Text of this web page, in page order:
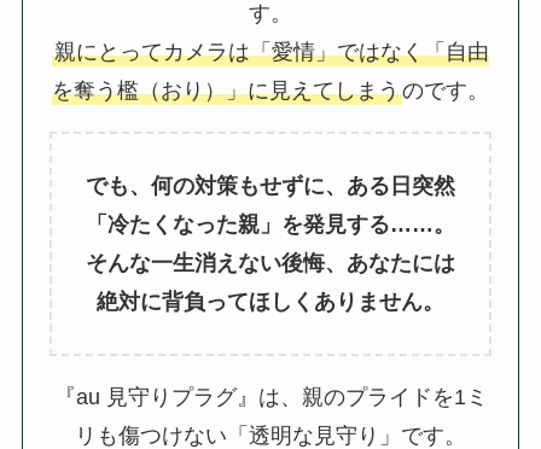
す。
親にとってカメラは「愛情」ではなく「自由
を奪う檻（おり）」に見えてしまうのです。
でも、何の対策もせずに、ある日突然
「冷たくなった親」を発見する……。
そんな一生消えない後悔、あなたには
絶対に背負ってほしくありません。
『au 見守りプラグ』は、親のプライドを1ミ
リも傷つけない「透明な見守り」です。